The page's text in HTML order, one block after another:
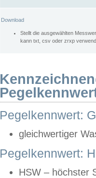
Download
Stellt die ausgewählten
kann txt, csv oder zrxp
Pegelkennwert:
gleichwertiger
Pegelkennwert:
HSW – höchster